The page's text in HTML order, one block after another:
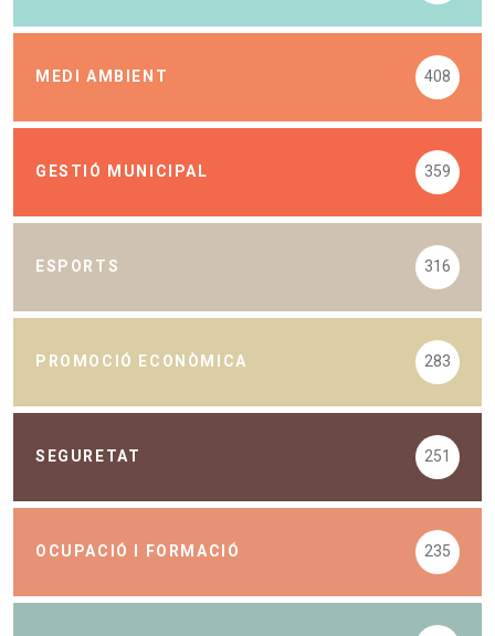
MEDI AMBIENT 408
GESTIÓ MUNICIPAL 359
ESPORTS 316
PROMOCIÓ ECONÒMICA 283
SEGURETAT 251
OCUPACIÓ I FORMACIÓ 235